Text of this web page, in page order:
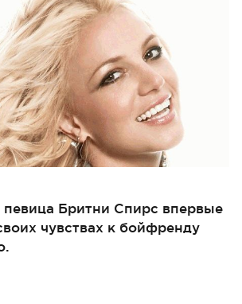
певица Бритни Спирс впервые
чувствах к бойфренду